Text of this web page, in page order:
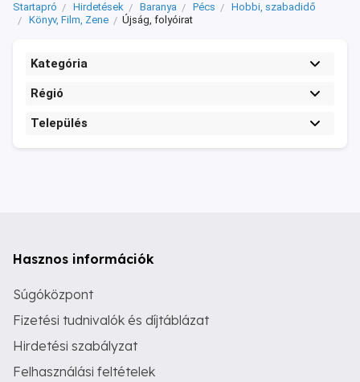
Startapró Hirdetések Baranya Pécs
Hobbi, szabadidő
Könyv, Film, Zene
Újság, folyóirat
Kategória
Régió
Település
Hasznos információk
Súgóközpont
Fizetési tudnivalók és díjtáblázat
Hirdetési szabályzat
Felhasználási feltételek